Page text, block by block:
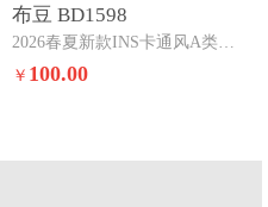
布豆 BD1598
2026春夏新款INS卡通风A类全棉双层纱三四件套组合图仅展示
￥ 100.00